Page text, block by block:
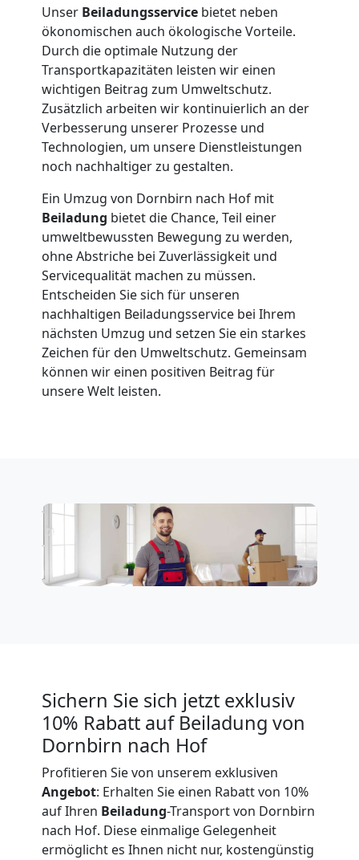
Unser Beiladungsservice bietet neben
ökonomischen auch ökologische Vorteile.
Durch die optimale Nutzung der
Transportkapazitäten leisten wir einen
wichtigen Beitrag zum Umweltschutz.
Zusätzlich arbeiten wir kontinuierlich an der
Verbesserung unserer Prozesse und
Technologien, um unsere Dienstleistungen
noch nachhaltiger zu gestalten.
Ein Umzug von Dornbirn nach Hof mit
Beiladung bietet die Chance, Teil einer
umweltbewussten Bewegung zu werden,
ohne Abstriche bei Zuverlässigkeit und
Servicequalität machen zu müssen.
Entscheiden Sie sich für unseren
nachhaltigen Beiladungsservice bei Ihrem
nächsten Umzug und setzen Sie ein starkes
Zeichen für den Umweltschutz. Gemeinsam
können wir einen positiven Beitrag für
unsere Welt leisten.
Sichern Sie sich jetzt exklusiv
10% Rabatt auf Beiladung von
Dornbirn nach Hof
Profitieren Sie von unserem exklusiven
Angebot: Erhalten Sie einen Rabatt von 10%
auf Ihren Beiladung-Transport von Dornbirn
nach Hof. Diese einmalige Gelegenheit
ermöglicht es Ihnen nicht nur, kostengünstig
Umzug
für
Senioren
Dornbirn
Fernumzug
Dornbirn
Firmenumzug
Dornbirn
Dornbirn
Expressumzug
Dornbirn
Dornbirn
Kleiner
Umzug
Dornbirn